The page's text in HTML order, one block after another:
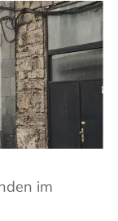
im